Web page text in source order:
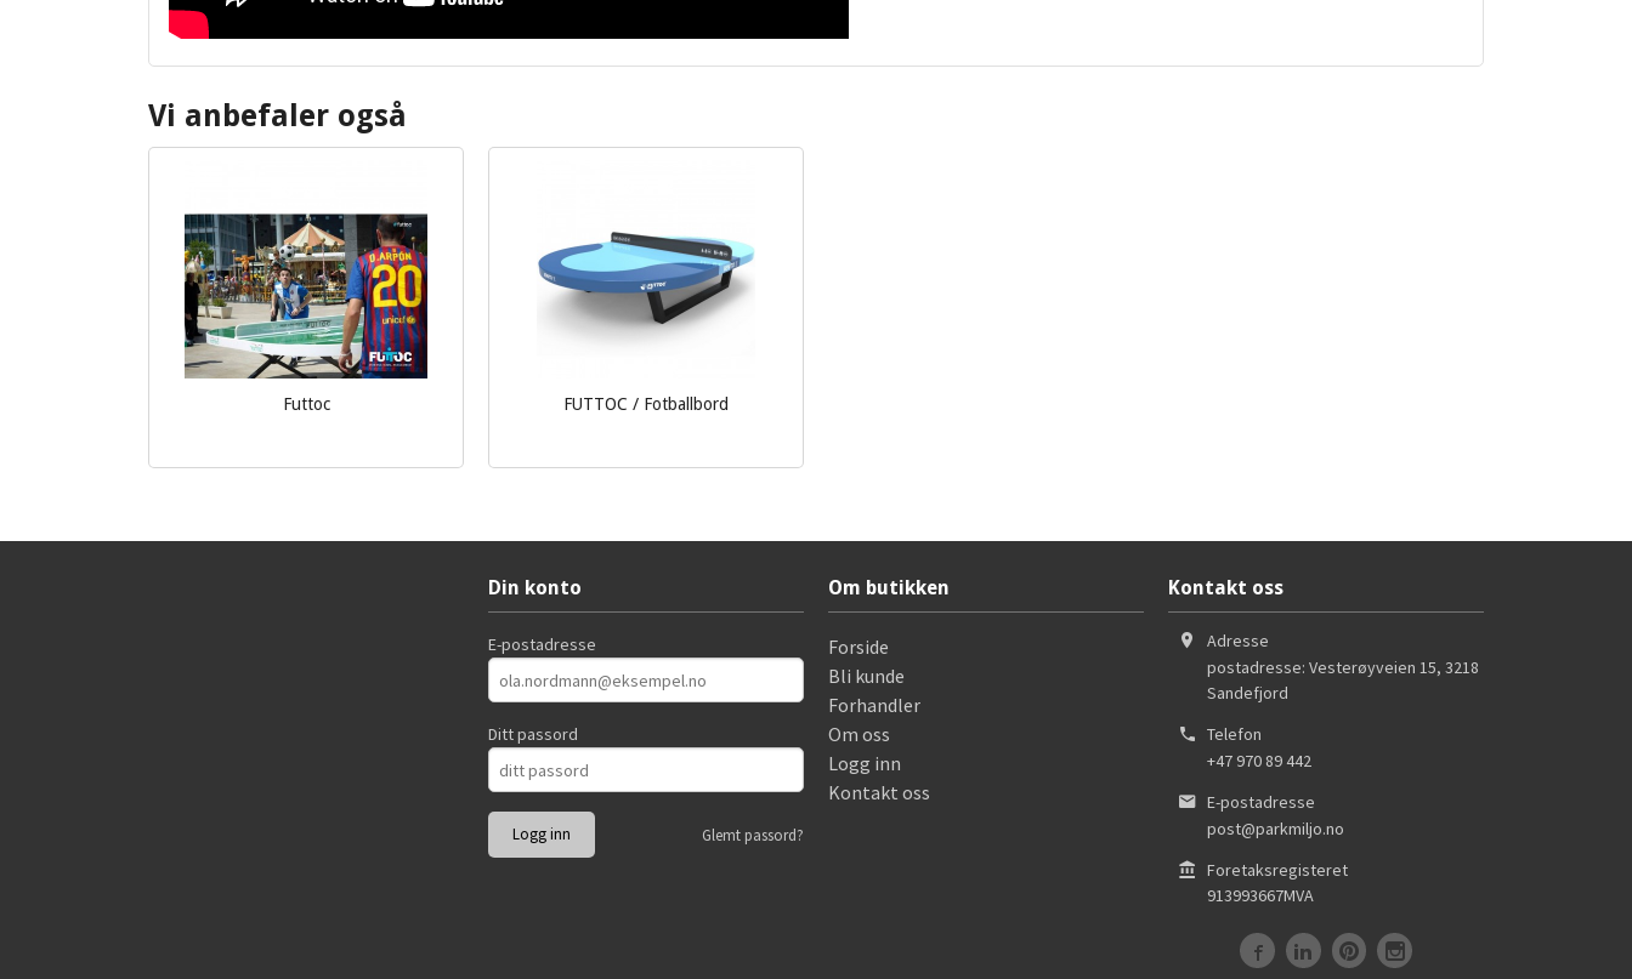
Vi anbefaler også
Futtoc FUTTOC / Fotballbord
Din konto
E-postadresse
Ditt passord
Glemt passord?
Om butikken
Forside
Bli kunde
Forhandler
Om oss
Logg inn
Kontakt oss
Kontakt oss
Adresse
postadresse: Vesterøyveien 15, 3218
Sandefjord
Telefon
+47 970 89 442
E-postadresse
post@parkmiljo.no
Foretaksregisteret
913993667MVA